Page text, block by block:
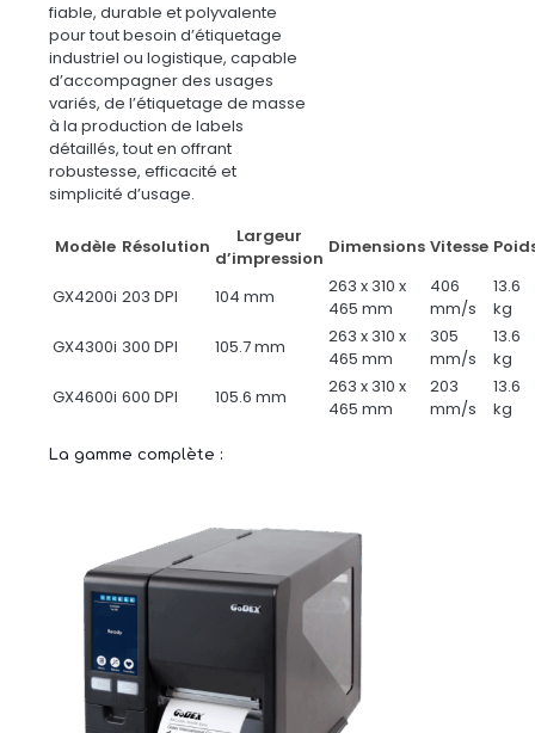
fiable, durable et polyvalente
pour tout besoin d’étiquetage
industriel ou logistique, capable
d’accompagner des usages
variés, de l’étiquetage de masse
à la production de labels
détaillés, tout en offrant
robustesse, efficacité et
simplicité d’usage.
Modèle Résolution
Largeur
d’impression
Dimensions Vitesse
GX4200i 203 DPI 104 mm
263 x 310 x
465 mm
406
mm/s
13.6
kg
GX4300i 300 DPI 105.7 mm
263 x 310 x
465 mm
305
mm/s
13.6
kg
GX4600i 600 DPI 105.6 mm
263 x 310 x
465 mm
203
mm/s
13.6
kg
La gamme complète :